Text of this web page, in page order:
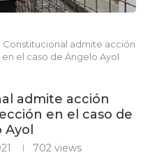
Constitucional admite acción
el caso de Ángelo Ayol
admite acción
en el caso de
702views